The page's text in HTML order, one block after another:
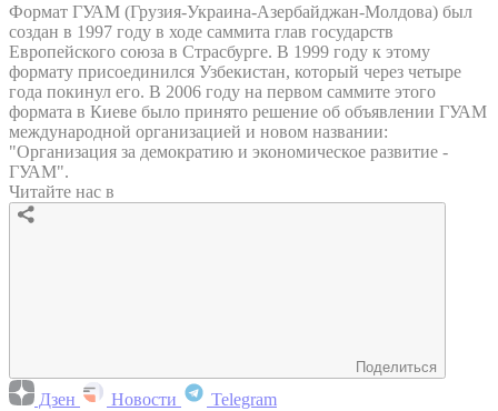
Формат ГУАМ (Грузия-Украина-Азербайджан-Молдова) был
создан в 1997 году в ходе саммита глав государств
Европейского союза в Страсбурге. В 1999 году к этому
формату присоединился Узбекистан, который через четыре
года покинул его. В 2006 году на первом саммите этого
формата в Киеве было принято решение об объявлении ГУАМ
международной организацией и новом названии:
"Организация за демократию и экономическое развитие -
ГУАМ".
Читайте нас в
Поделиться
Дзен Новости Telegram